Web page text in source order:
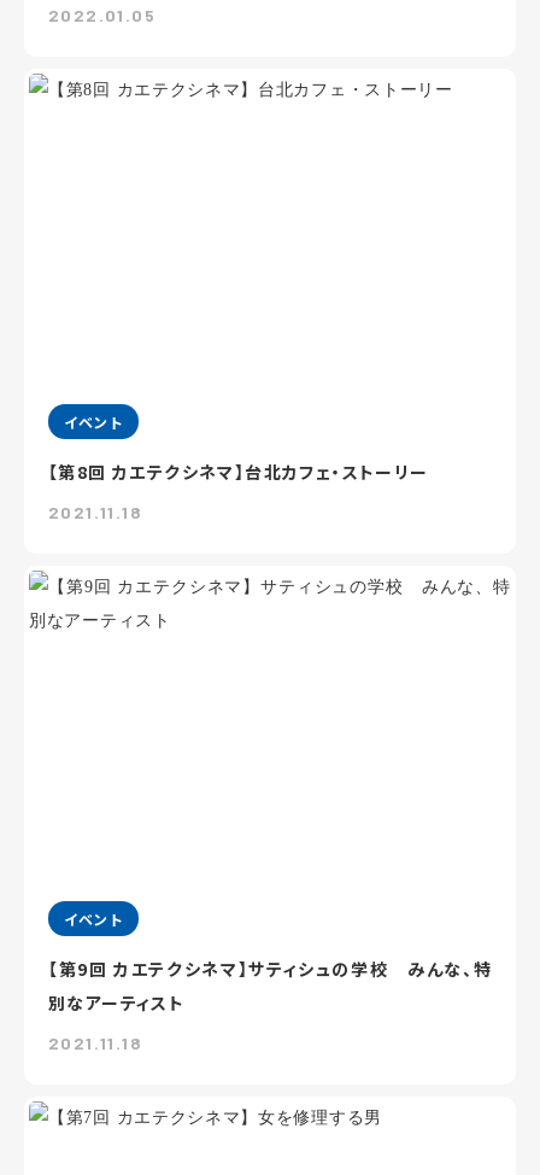
2022.01.05
イベント
【第8回 カエテクシネマ】台北カフェ・ストーリー
2021.11.18
イベント
【第9回 カエテクシネマ】サティシュの学校 みんな、特
別なアーティスト
2021.11.18